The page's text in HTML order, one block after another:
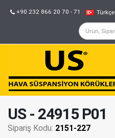
+90 232 866 20 70 - 71 Türkçe
US - 24915 P01
Sipariş Kodu: 2151-227